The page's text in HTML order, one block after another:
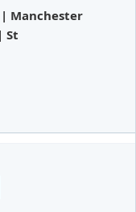
Manchester
St